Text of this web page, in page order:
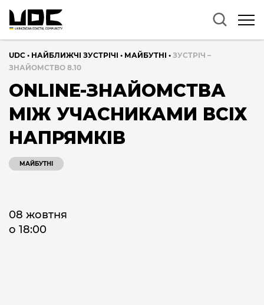
UDC • НАЙБЛИЖЧІ ЗУСТРІЧІ • МАЙБУТНІ • ЗУСТРІЧ –
ЗНАЙОМСТВО 8.10
ONLINE-ЗНАЙОМСТВА
МІЖ УЧАСНИКАМИ ВСІХ
НАПРЯМКІВ
МАЙБУТНІ
08 жовтня
о 18:00